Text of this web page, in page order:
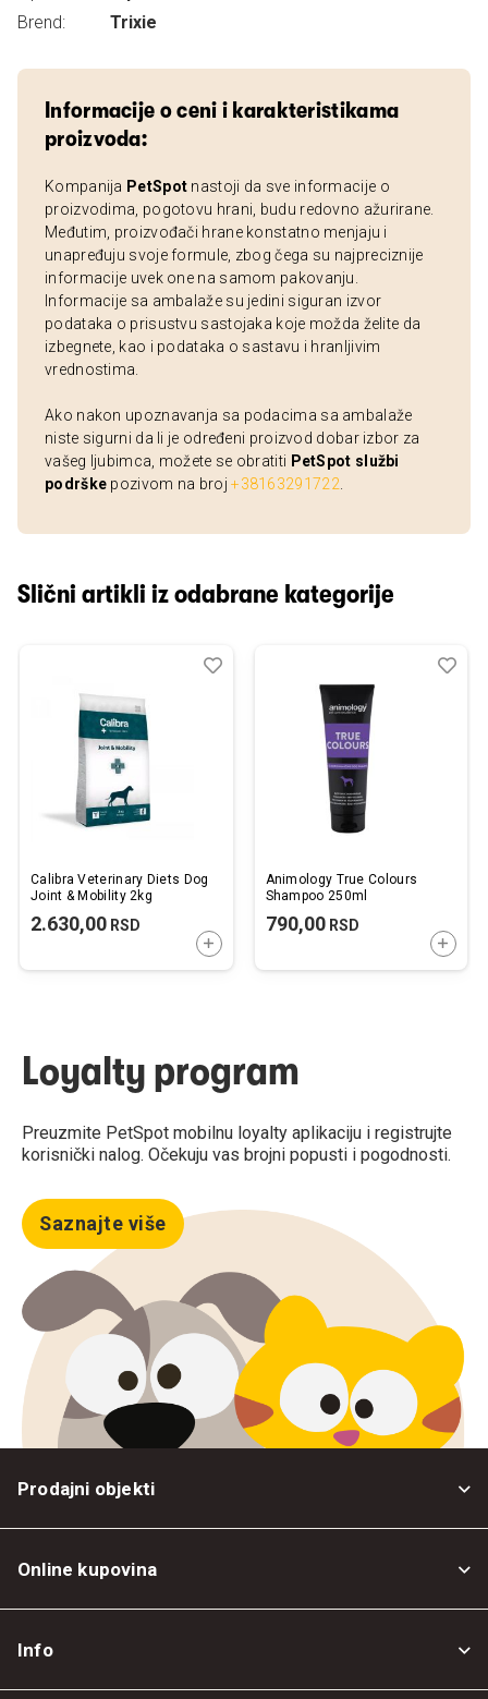
Brend:
Trixie
Informacije o ceni i karakteristikama
proizvoda:
Kompanija PetSpot nastoji da sve informacije o
proizvodima, pogotovu hrani, budu redovno ažurirane.
Međutim, proizvođači hrane konstatno menjaju i
unapređuju svoje formule, zbog čega su najpreciznije
informacije uvek one na samom pakovanju.
Informacije sa ambalaže su jedini siguran izvor
podataka o prisustvu sastojaka koje možda želite da
izbegnete, kao i podataka o sastavu i hranljivim
vrednostima.
Ako nakon upoznavanja sa podacima sa ambalaže
niste sigurni da li je određeni proizvod dobar izbor za
vašeg ljubimca, možete se obratiti PetSpot službi
podrške pozivom na broj+38163291722
Slični artikli iz odabrane kategorije
Calibra Veterinary Diets Dog
Joint & Mobility 2kg
2.630,00 RSD
DODAJTE U KORPU
Dodaj
Uporedi
Animology True Colours
Shampoo 250ml
790,00RSD
Loyalty program
Preuzmite PetSpot mobilnu loyalty aplikaciju i registrujte
korisnički nalog. Očekuju vas brojni popusti i pogodnosti.
Saznajte više
Prodajni objekti
Online kupovina
Info